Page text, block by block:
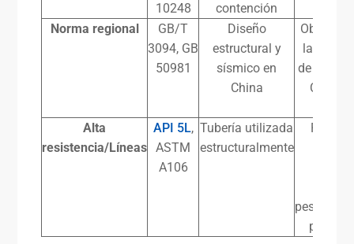
10248
contención
Norma regional
GB/T
3094, GB
50981
Diseño
estructural y
sísmico en
China
la
de
China,
Alta
resistencia/Líneas
API 5L,
ASTM
A106
Tubería utilizada
estructuralmente
pesadas,
para